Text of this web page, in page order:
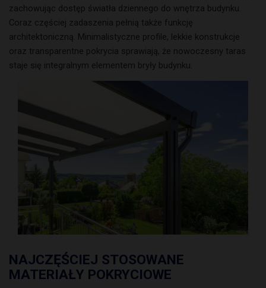
zachowując dostęp światła dziennego do wnętrza budynku.
Coraz częściej zadaszenia pełnią także funkcję
architektoniczną. Minimalistyczne profile, lekkie konstrukcje
oraz transparentne pokrycia sprawiają, że nowoczesny taras
staje się integralnym elementem bryły budynku.
NAJCZĘŚCIEJ STOSOWANE
MATERIAŁY POKRYCIOWE